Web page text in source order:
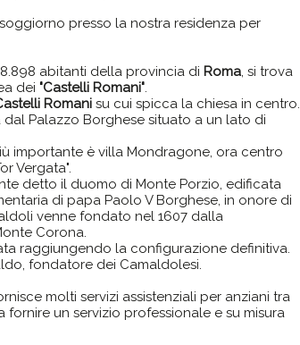
presso la nostra residenza per
abitanti della provincia di Roma, si trova
dei"Castelli Romani".
Romani su cui spicca la chiesa in centro.
Palazzo Borghese situato a un lato di
importante è villa Mondragone, ora centro
Vergata".
detto il duomo di Monte Porzio, edificata
di papa Paolo V Borghese, in onore di
venne fondato nel 1607 dalla
Corona.
raggiungendo la configurazione definitiva.
fondatore dei Camaldolesi.
molti servizi assistenziali per anziani tra
fornire un servizio professionale e su misura